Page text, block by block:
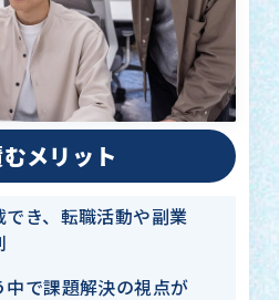
メリット
き、転職活動や副業
中で課題解決の視点が